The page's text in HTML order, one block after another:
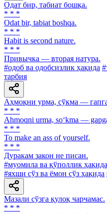
Одат бир, табиат бошқа.
* * *
Odat bir, tabiat boshqa.
* * *
Habit is second nature.
* * *
Привычка — вторая натура.
#одоб ва одобсизлик ҳақида
тарбия
Аҳмоқни урма, сўкма —
* * *
Ahmoqni urma, so‘kma —
* * *
To make an ass of yourself.
* * *
Дуракам закон не писан.
#муомила ва қўполлик ҳақида
#яхши сўз ва ёмон сўз ҳақида
Мазали сўзга қулоқ чарчамас.
* * *